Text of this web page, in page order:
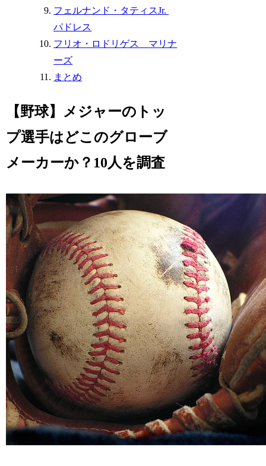
フェルナンド・タティスJr.
パドレス
フリオ・ロドリゲス マリナ
ーズ
まとめ
【野球】メジャーのトッ
プ選手はどこのグローブ
メーカーか？10人を調査